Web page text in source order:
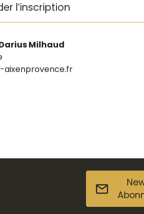
l’inscription
Milhaud
aixenprovence.fr